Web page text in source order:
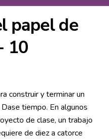
papel de
10
construir y terminar un
tiempo. En algunos
de clase, un trabajo
de diez a catorce